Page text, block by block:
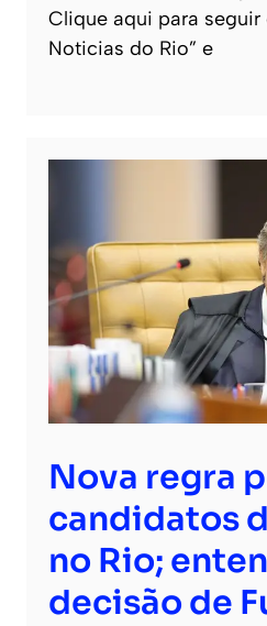
Clique aqui para seguir
Noticias do Rio” e
Nova regra
candidatos
no Rio;
decisão de